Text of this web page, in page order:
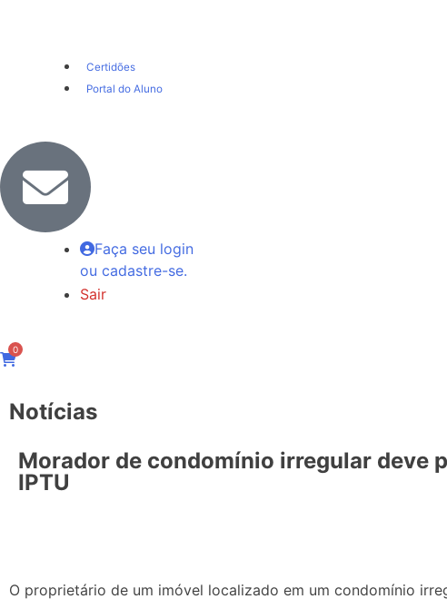
Certidões
Portal do Aluno
Faça seu login
ou cadastre-se.
Sair
0
Notícias
Morador de condomínio irregular deve
IPTU
O proprietário de um imóvel localizado em um condomínio